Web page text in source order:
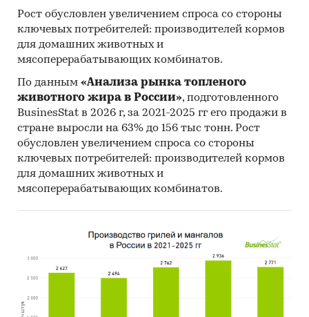
Рост обусловлен увеличением спроса со стороны
ключевых потребителей: производителей кормов
для домашних животных и
мясоперерабатывающих комбинатов.
По данным «Анализа рынка топленого
животного жира в России», подготовленного
BusinesStat в 2026 г, за 2021-2025 гг его продажи в
стране выросли на 63% до 156 тыс тонн. Рост
обусловлен увеличением спроса со стороны
ключевых потребителей: производителей кормов
для домашних животных и
мясоперерабатывающих комбинатов.